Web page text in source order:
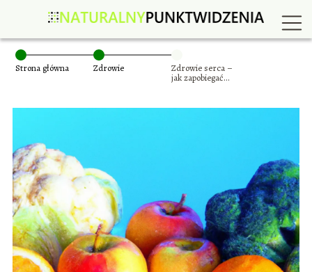
Strona główna Zdrowie
Zdrowie serca –
jak zapobiegać